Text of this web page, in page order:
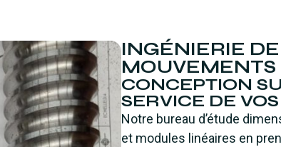
INGÉNIERIE
MOUVEMENTS
CONCEPTION
SERVICE DE
Notre bureau d’étude
et modules linéaires en